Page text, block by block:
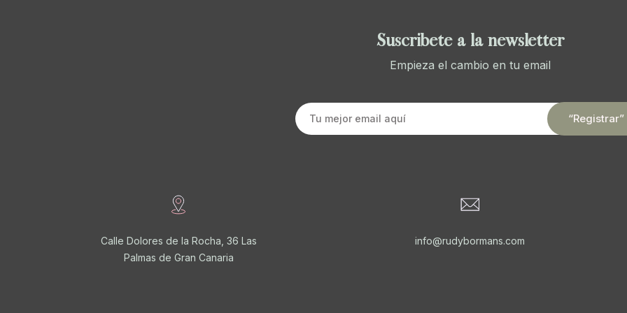
Suscríbete a la newsletter
Empieza el cambio en tu email
Calle Dolores de la Rocha, 36 Las
Palmas de Gran Canaria
info@rudybormans.com